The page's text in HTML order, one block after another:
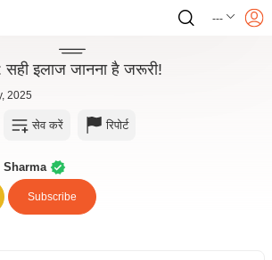
---
इलाज जानना है जरूरी!
2025
सेव करें रिपोर्ट
Sharma
Subscribe